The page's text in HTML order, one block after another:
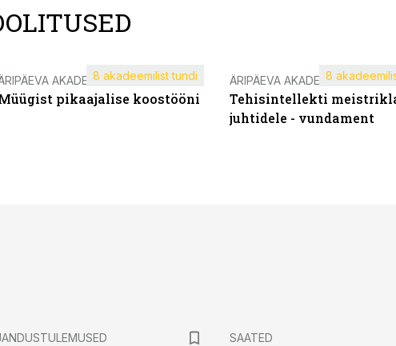
AKADEEMIA
pikaajalise koostööni
8 akadeemilist tundi ÄRIPÄEVA AKADEEMIA
Tehisintellekti
juhtidele - vundament
8
SAATED